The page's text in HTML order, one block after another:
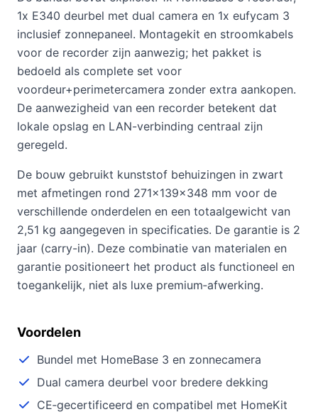
1x E340 deurbel met dual camera en 1x eufycam 3
inclusief zonnepaneel. Montagekit en stroomkabels
voor de recorder zijn aanwezig; het pakket is
bedoeld als complete set voor
voordeur+perimetercamera zonder extra aankopen.
De aanwezigheid van een recorder betekent dat
lokale opslag en LAN-verbinding centraal zijn
geregeld.
De bouw gebruikt kunststof behuizingen in zwart
met afmetingen rond 271×139×348 mm voor de
verschillende onderdelen en een totaalgewicht van
2,51 kg aangegeven in specificaties. De garantie is 2
jaar (carry-in). Deze combinatie van materialen en
garantie positioneert het product als functioneel en
toegankelijk, niet als luxe premium‑afwerking.
Voordelen
Bundel met HomeBase 3 en zonnecamera
Dual camera deurbel voor bredere dekking
CE‑gecertificeerd en compatibel met HomeKit